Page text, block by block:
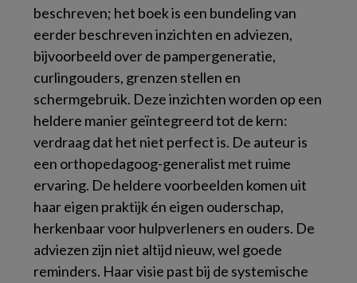
beschreven; het boek is een bundeling van
eerder beschreven inzichten en adviezen,
bijvoorbeeld over de pampergeneratie,
curlingouders, grenzen stellen en
schermgebruik. Deze inzichten worden op een
heldere manier geïntegreerd tot de kern:
verdraag dat het niet perfect is. De auteur is
een orthopedagoog-generalist met ruime
ervaring. De heldere voorbeelden komen uit
haar eigen praktijk én eigen ouderschap,
herkenbaar voor hulpverleners en ouders. De
adviezen zijn niet altijd nieuw, wel goede
reminders. Haar visie past bij de systemische